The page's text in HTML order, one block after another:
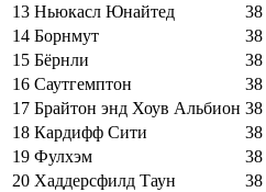
13 Ньюкасл Юнайтед 38
14 Борнмут 38
15 Бёрнли 38
16 Саутгемптон 38
17 Брайтон энд Хоув Альбион 38
18 Кардифф Сити 38
19 Фулхэм 38
20 Хаддерсфилд Таун 38